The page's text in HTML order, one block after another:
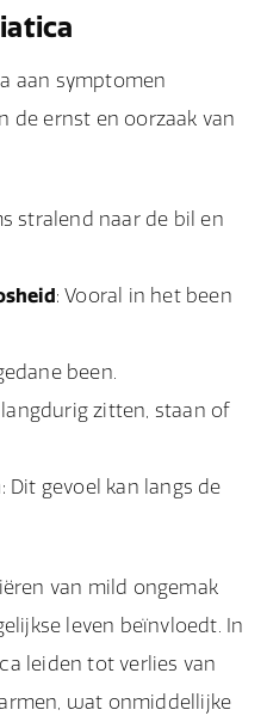
aan symptomen
de ernst en oorzaak van
stralend naar de bil en
: Vooral in het been
been.
langdurig zitten, staan of
: Dit gevoel kan langs de
van mild ongemak
leven beïnvloedt. In
leiden tot verlies van
wat onmiddellijke